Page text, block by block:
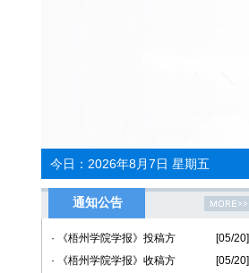
今日： 2026年8月7日 星期五
通知公告
· 《梧州学院学报》投稿方
[05/20]
· 《梧州学院学报》收稿方
[05/20]